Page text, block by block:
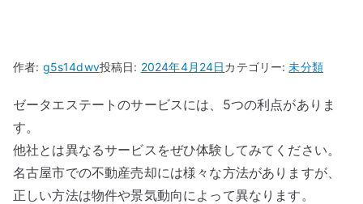
作者: g5s14dwv投稿日: 2024年4月24日カテゴリー:未分類
ゼータエステートのサービスには、5つの利点がありま
す。
他社とは異なるサービスをぜひ体験してみてください。
名古屋市での不動産売却には様々な方法がありますが、
正しい方法は物件や景気動向によって異なります。